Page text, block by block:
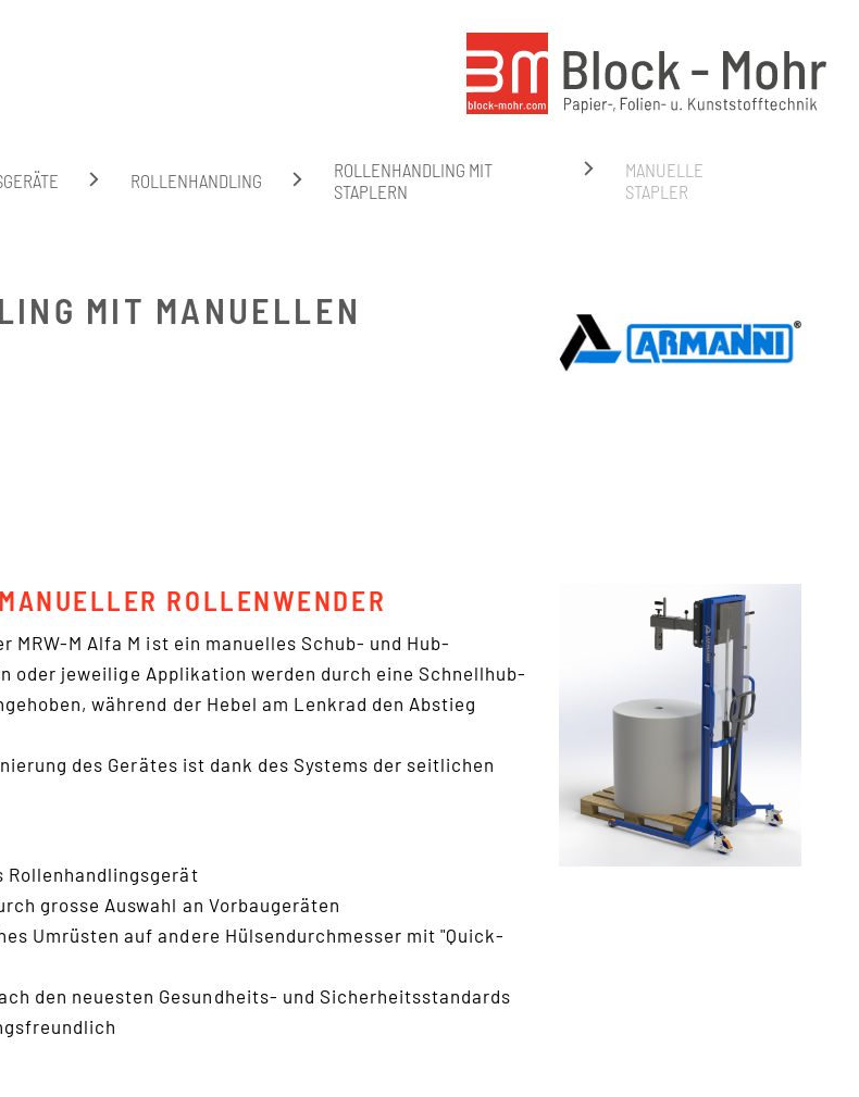
ROLLENHANDLING
ROLLENHANDLING MIT
STAPLERN
MANUELLE
STAPLER
MIT MANUELLEN
ROLLENWENDER
MRW-M Alfa M ist ein manuelles Schub- und Hub-
oder jeweilige Applikation werden durch eine Schnellhub-
während der Hebel am Lenkrad den Abstieg
des Gerätes ist dank des Systems der seitlichen
Rollenhandlingsgerät
grosse Auswahl an Vorbaugeräten
Umrüsten auf andere Hülsendurchmesser mit "Quick-
den neuesten Gesundheits- und Sicherheitsstandards